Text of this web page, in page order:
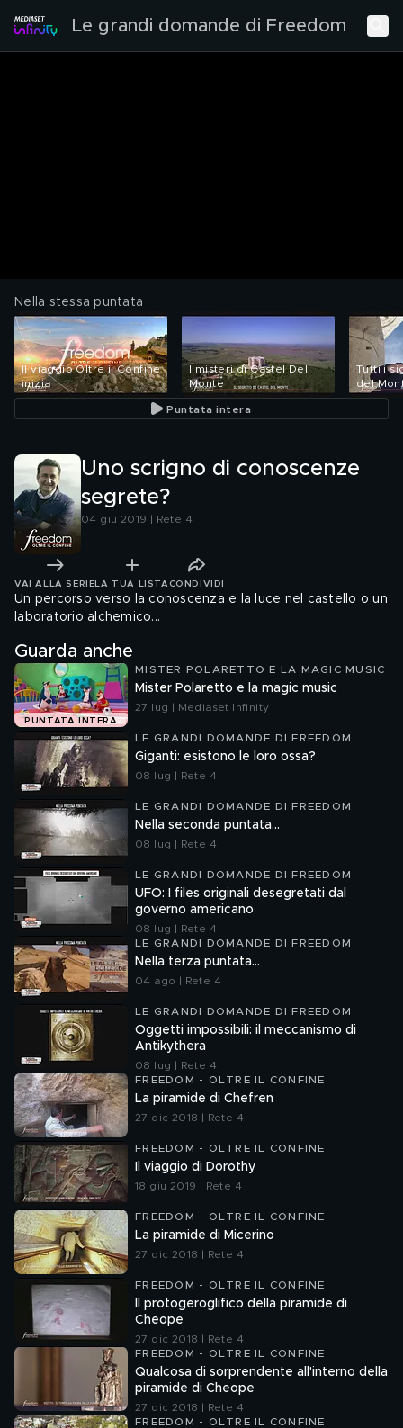
Le grandi domande di Freedom
Nella stessa puntata
Il viaggio Oltre il Confine
inizia
I misteri di Castel Del
Monte
Tutti i
del
Puntata intera
Uno scrigno di conoscenze
segrete?
04 giu 2019 | Rete 4
VAI ALLA SERIE LA TUA LISTA CONDIVIDI
Un percorso verso la conoscenza e la luce nel castello o un
laboratorio alchemico...
Guarda anche
PUNTATA INTERA
MISTER POLARETTO E LA MAGIC MUSIC
Mister Polaretto e la magic music
27 lug | Mediaset Infinity
LE GRANDI DOMANDE DI FREEDOM
Giganti: esistono le loro ossa?
08 lug | Rete 4
LE GRANDI DOMANDE DI FREEDOM
Nella seconda puntata...
08 lug | Rete 4
LE GRANDI DOMANDE DI FREEDOM
UFO: I files originali desegretati dal
governo americano
08 lug | Rete 4
LE GRANDI DOMANDE DI FREEDOM
Nella terza puntata...
04 ago | Rete 4
LE GRANDI DOMANDE DI FREEDOM
Oggetti impossibili: il meccanismo di
Antikythera
08 lug | Rete 4
FREEDOM - OLTRE IL CONFINE
La piramide di Chefren
27 dic 2018 | Rete 4
FREEDOM - OLTRE IL CONFINE
Il viaggio di Dorothy
18 giu 2019 | Rete 4
FREEDOM - OLTRE IL CONFINE
La piramide di Micerino
27 dic 2018 | Rete 4
FREEDOM - OLTRE IL CONFINE
Il protogeroglifico della piramide di
Cheope
27 dic 2018 | Rete 4
FREEDOM - OLTRE IL CONFINE
Qualcosa di sorprendente all'interno della
piramide di Cheope
27 dic 2018 | Rete 4
FREEDOM - OLTRE IL CONFINE